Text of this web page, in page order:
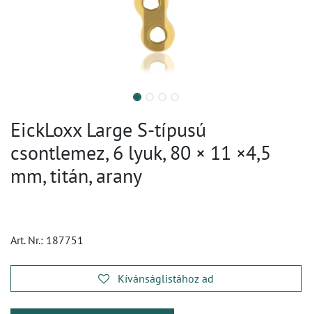
EickLoxx Large S-típusú
csontlemez, 6 lyuk, 80 × 11 ×4,5
mm, titán, arany
Art. Nr.: 187751
Kívánságlistához ad